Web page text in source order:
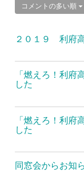
コメントの多い順
２０１９ 利府
「燃えろ！利府
した
「燃えろ！利府
した
同窓会からお知